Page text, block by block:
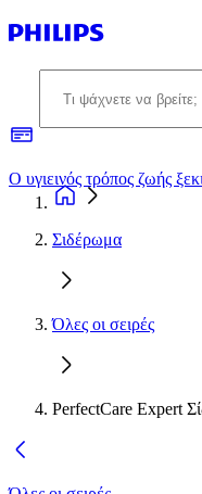
Σιδέρωμα
Όλες οι σειρές
PerfectCare Expert